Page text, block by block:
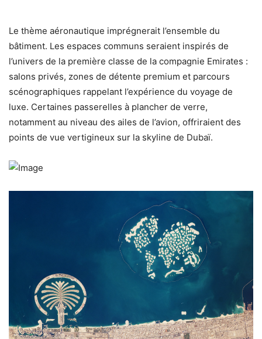
Le thème aéronautique imprégnerait l’ensemble du
bâtiment. Les espaces communs seraient inspirés de
l’univers de la première classe de la compagnie Emirates :
salons privés, zones de détente premium et parcours
scénographiques rappelant l’expérience du voyage de
luxe. Certaines passerelles à plancher de verre,
notamment au niveau des ailes de l’avion, offriraient des
points de vue vertigineux sur la skyline de Dubaï.